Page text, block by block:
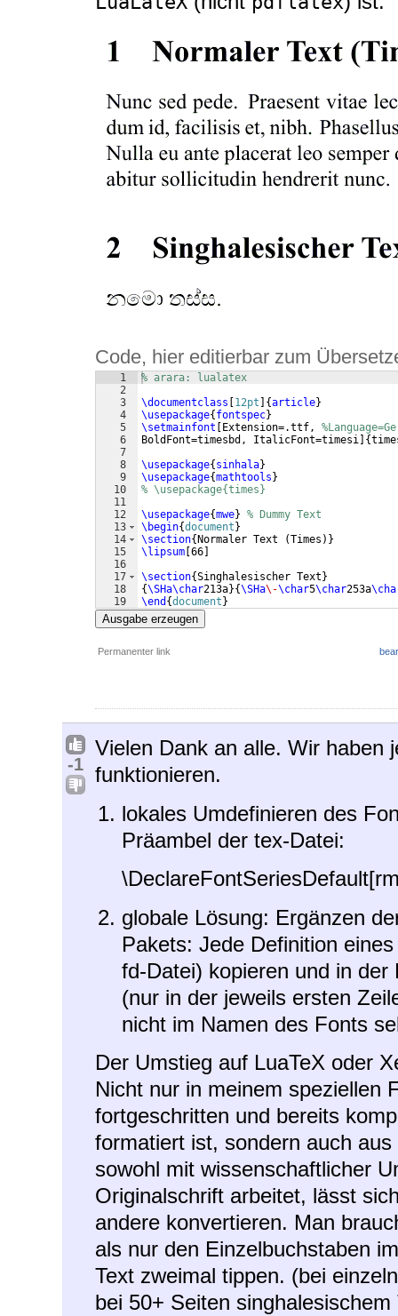
Code, hier editierbar zum
1
2
3
4
5
6
7
8
9
10
11
12
13
14
15
16
17
18
19
% arara: lualatex
\documentclass
12pt {article}
\usepackage{ fontspec}
\setmainfont
Extension=.ttf,
BoldFont=timesbd, ItalicFont=timesi {
\usepackage{ sinhala}
\usepackage{mathtools }
% \usepackage{times}
\usepackage{mwe} % Dummy Text
\begin{document }
\section{ Normaler Text (Times )}
\lipsum 66
\section{Singhalesischer Text }
{\SHa\char213a}{\SHa\-\char5\char253a
\end {document }
Ausgabe erzeugen
Permanenter link
-1
Vielen Dank an alle. Wir haben
funktionieren.
lokales Umdefinieren des
Präambel der tex-Datei:
globale Lösung: Ergänzen
Pakets: Jede Definition
fd-Datei) kopieren und in
(nur in der jeweils ersten
nicht im Namen des Fonts
Der Umstieg auf LuaTeX oder
Nicht nur in meinem speziellen
fortgeschritten und bereits
formatiert ist, sondern auch
sowohl mit wissenschaftlicher
Originalschrift arbeitet, lässt
andere konvertieren. Man
als nur den Einzelbuchstaben
Text zweimal tippen. (bei
bei 50+ Seiten